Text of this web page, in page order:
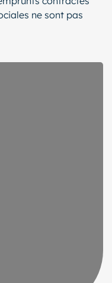
ne sont pas